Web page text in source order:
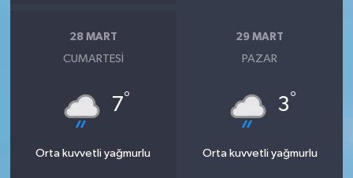
28 MART
CUMARTESI
7°
Orta kuvvetli yağmurlu
29 MART
PAZAR
3°
Orta kuvvetli yağmurlu